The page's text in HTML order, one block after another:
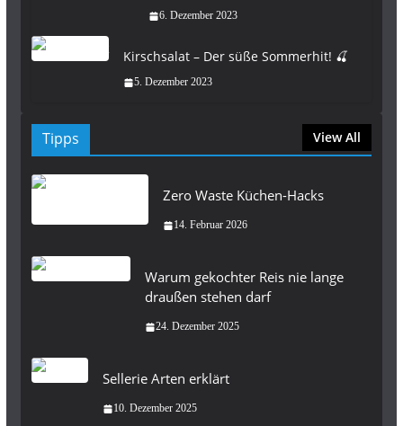
6. Dezember 2023
Kirschsalat – Der süße Sommerhit! 🍒
5. Dezember 2023
Tipps View All
Zero Waste Küchen-Hacks
14. Februar 2026
Warum gekochter Reis nie lange
draußen stehen darf
24. Dezember 2025
Sellerie Arten erklärt
10. Dezember 2025